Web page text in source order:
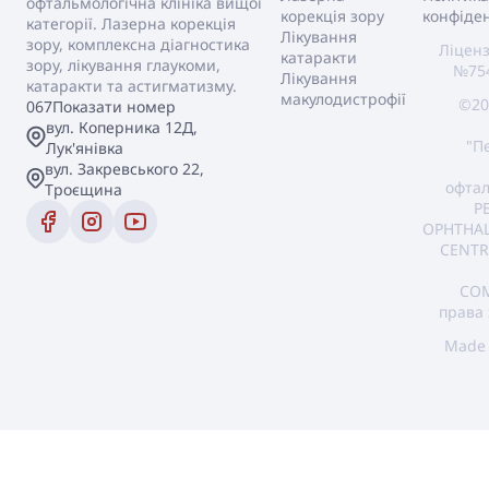
категорії. Лазерна корекція
зору, комплексна діагностика
зору, лікування глаукоми,
катаракти та астигматизму.
067Показати номер
вул. Коперника 12Д,
Лук'янівка
вул. Закревського 22,
Троєщина
корекція зору
Лікування
катаракти
Лікування
макулодистрофії
права